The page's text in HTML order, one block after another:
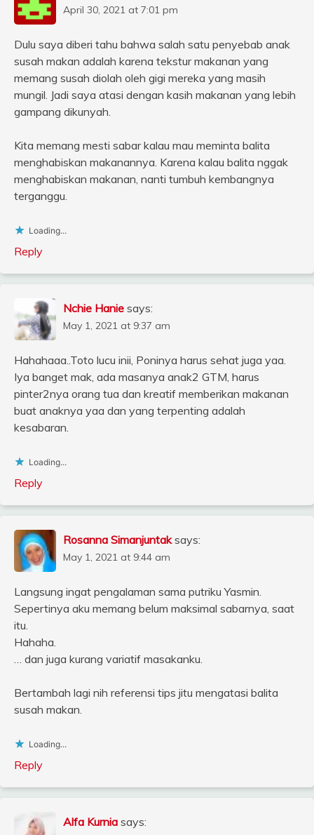
April 30, 2021 at 7:01 pm
Dulu saya diberi tahu bahwa salah satu penyebab anak
susah makan adalah karena tekstur makanan yang
memang susah diolah oleh gigi mereka yang masih
mungil. Jadi saya atasi dengan kasih makanan yang lebih
gampang dikunyah.
Kita memang mesti sabar kalau mau meminta balita
menghabiskan makanannya. Karena kalau balita nggak
menghabiskan makanan, nanti tumbuh kembangnya
terganggu.
Loading...
Reply
Nchie Hanie says:
May 1, 2021 at 9:37 am
Hahahaaa..Toto lucu inii, Poninya harus sehat juga yaa.
Iya banget mak, ada masanya anak2 GTM, harus
pinter2nya orang tua dan kreatif memberikan makanan
buat anaknya yaa dan yang terpenting adalah
kesabaran.
Loading...
Reply
Rosanna Simanjuntak says:
May 1, 2021 at 9:44 am
Langsung ingat pengalaman sama putriku Yasmin.
Sepertinya aku memang belum maksimal sabarnya, saat
itu.
Hahaha.
… dan juga kurang variatif masakanku.
Bertambah lagi nih referensi tips jitu mengatasi balita
susah makan.
Loading...
Reply
Alfa Kurnia says: